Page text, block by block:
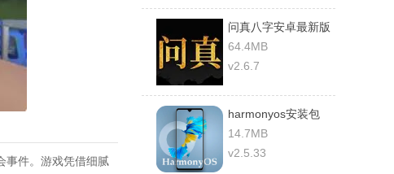
事件。游戏凭借细腻
问真八字安卓最新版
64.4MB
v2.6.7
harmonyos安装包
2.0
14.7MB
v2.5.33